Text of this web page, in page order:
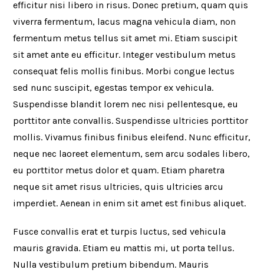
efficitur nisi libero in risus. Donec pretium, quam quis
viverra fermentum, lacus magna vehicula diam, non
fermentum metus tellus sit amet mi. Etiam suscipit
sit amet ante eu efficitur. Integer vestibulum metus
consequat felis mollis finibus. Morbi congue lectus
sed nunc suscipit, egestas tempor ex vehicula.
Suspendisse blandit lorem nec nisi pellentesque, eu
porttitor ante convallis. Suspendisse ultricies porttitor
mollis. Vivamus finibus finibus eleifend. Nunc efficitur,
neque nec laoreet elementum, sem arcu sodales libero,
eu porttitor metus dolor et quam. Etiam pharetra
neque sit amet risus ultricies, quis ultricies arcu
imperdiet. Aenean in enim sit amet est finibus aliquet.
Fusce convallis erat et turpis luctus, sed vehicula
mauris gravida. Etiam eu mattis mi, ut porta tellus.
Nulla vestibulum pretium bibendum. Mauris